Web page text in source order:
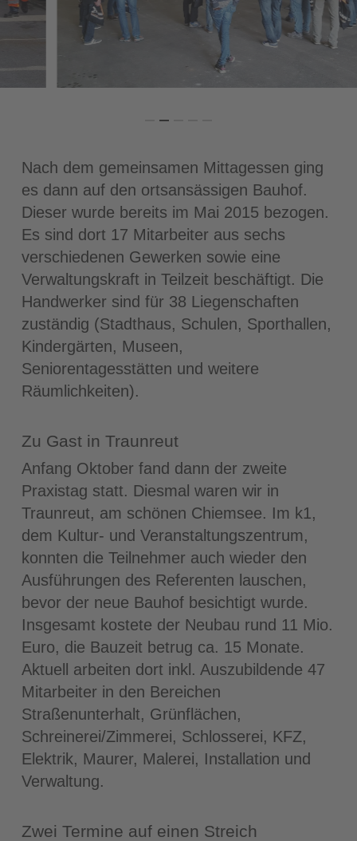
Nach dem gemeinsamen Mittagessen ging
es dann auf den ortsansässigen Bauhof.
Dieser wurde bereits im Mai 2015 bezogen.
Es sind dort 17 Mitarbeiter aus sechs
verschiedenen Gewerken sowie eine
Verwaltungskraft in Teilzeit beschäftigt. Die
Handwerker sind für 38 Liegenschaften
zuständig (Stadthaus, Schulen, Sporthallen,
Kindergärten, Museen,
Seniorentagesstätten und weitere
Räumlichkeiten).
Zu Gast in Traunreut
Anfang Oktober fand dann der zweite
Praxistag statt. Diesmal waren wir in
Traunreut, am schönen Chiemsee. Im k1,
dem Kultur- und Veranstaltungszentrum,
konnten die Teilnehmer auch wieder den
Ausführungen des Referenten lauschen,
bevor der neue Bauhof besichtigt wurde.
Insgesamt kostete der Neubau rund 11 Mio.
Euro, die Bauzeit betrug ca. 15 Monate.
Aktuell arbeiten dort inkl. Auszubildende 47
Mitarbeiter in den Bereichen
Straßenunterhalt, Grünflächen,
Schreinerei/Zimmerei, Schlosserei, KFZ,
Elektrik, Maurer, Malerei, Installation und
Verwaltung.
Zwei Termine auf einen Streich